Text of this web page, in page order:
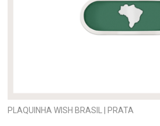
PLAQUINHA WISH BRASIL | PRATA